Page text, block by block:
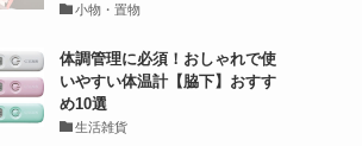
小物・置物
体調管理に必須！おしゃれで使
いやすい体温計【脇下】おすす
め10選
生活雑貨